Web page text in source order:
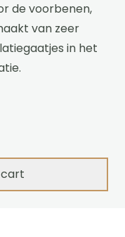
de voorbenen,
van zeer
in het